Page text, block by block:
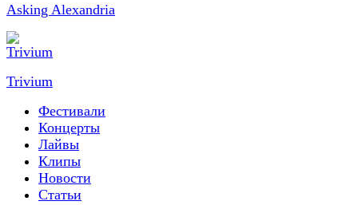
Asking Alexandria
Trivium
Фестивали
Концерты
Лайвы
Клипы
Новости
Статьи